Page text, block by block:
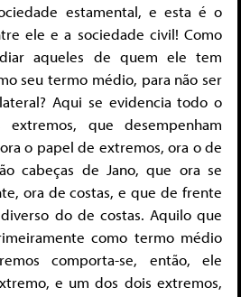
estamental, e esta é o
ele e a sociedade civil! Como
aqueles de quem ele tem
seu termo médio, para não ser
Aqui se evidencia todo o
extremos, que desempenham
o papel de extremos, ora o de
cabeças de Jano, que ora se
ora de costas, e que de frente
do de costas. Aquilo que
como termo médio
comporta-se, então, ele
e um dos dois extremos,